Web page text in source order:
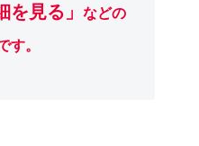
を見る」などの
す。